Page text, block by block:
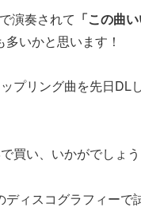
演奏されて 「この曲
多いかと思います！
プリング曲を先日DL
買い、いかがでしょ
ディスコグラフィーで